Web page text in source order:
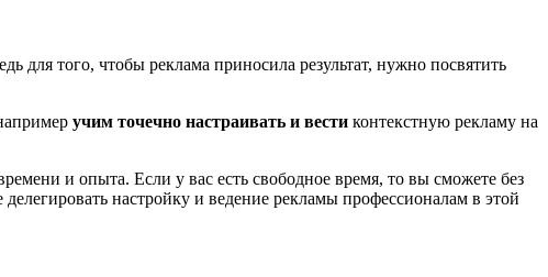
для того, чтобы реклама приносила результат, нужно посвятить
учим точечно настраивать и вести контекстную рекламу на
и опыта. Если у вас есть свободное время, то вы сможете без
настройку и ведение рекламы профессионалам в этой